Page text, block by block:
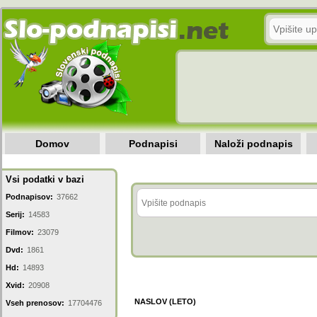
Domov Podnapisi Naloži podnapis
Vsi podatki v bazi
Podnapisov: 37662
Serij: 14583
Filmov: 23079
Dvd: 1861
Hd: 14893
Xvid: 20908
Vseh prenosov: 17704476 NASLOV (LETO)